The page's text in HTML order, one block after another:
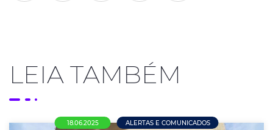
LEIA TAMBÉM
18.06.2025 ALERTAS E COMUNICADOS